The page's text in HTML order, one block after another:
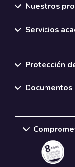
Nuestros
Servicios
Protección